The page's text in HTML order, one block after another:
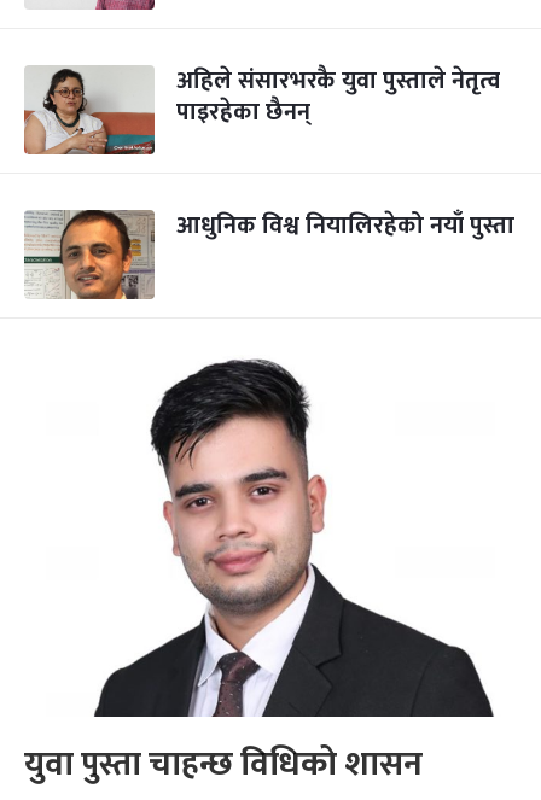
अहिले संसारभरकै युवा पुस्ताले नेतृत्व
पाइरहेका छैनन्
आधुनिक विश्व नियालिरहेको नयाँ पुस्ता
युवा पुस्ता चाहन्छ विधिको शासन